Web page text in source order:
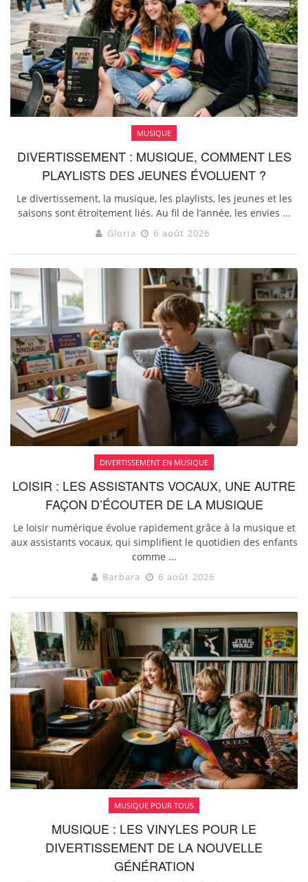
MUSIQUE
DIVERTISSEMENT : MUSIQUE, COMMENT LES
PLAYLISTS DES JEUNES ÉVOLUENT ?
Le divertissement, la musique, les playlists, les jeunes et les
saisons sont étroitement liés. Au fil de l’année, les envies ...
Gloria 6 août 2026
DIVERTISSEMENT EN MUSIQUE
LOISIR : LES ASSISTANTS VOCAUX, UNE AUTRE
FAÇON D’ÉCOUTER DE LA MUSIQUE
Le loisir numérique évolue rapidement grâce à la musique et
aux assistants vocaux, qui simplifient le quotidien des enfants
comme ...
Barbara 6 août 2026
MUSIQUE POUR TOUS
MUSIQUE : LES VINYLES POUR LE
DIVERTISSEMENT DE LA NOUVELLE
GÉNÉRATION